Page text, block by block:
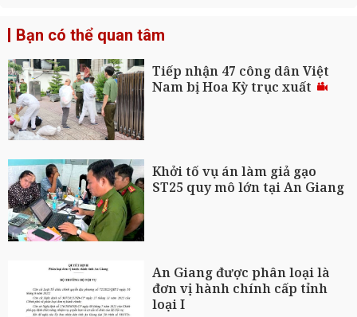
Bạn có thể quan tâm
Tiếp nhận 47 công dân Việt
Nam bị Hoa Kỳ trục xuất
Khởi tố vụ án làm giả gạo
ST25 quy mô lớn tại An Giang
An Giang được phân loại là
đơn vị hành chính cấp tỉnh
loại I